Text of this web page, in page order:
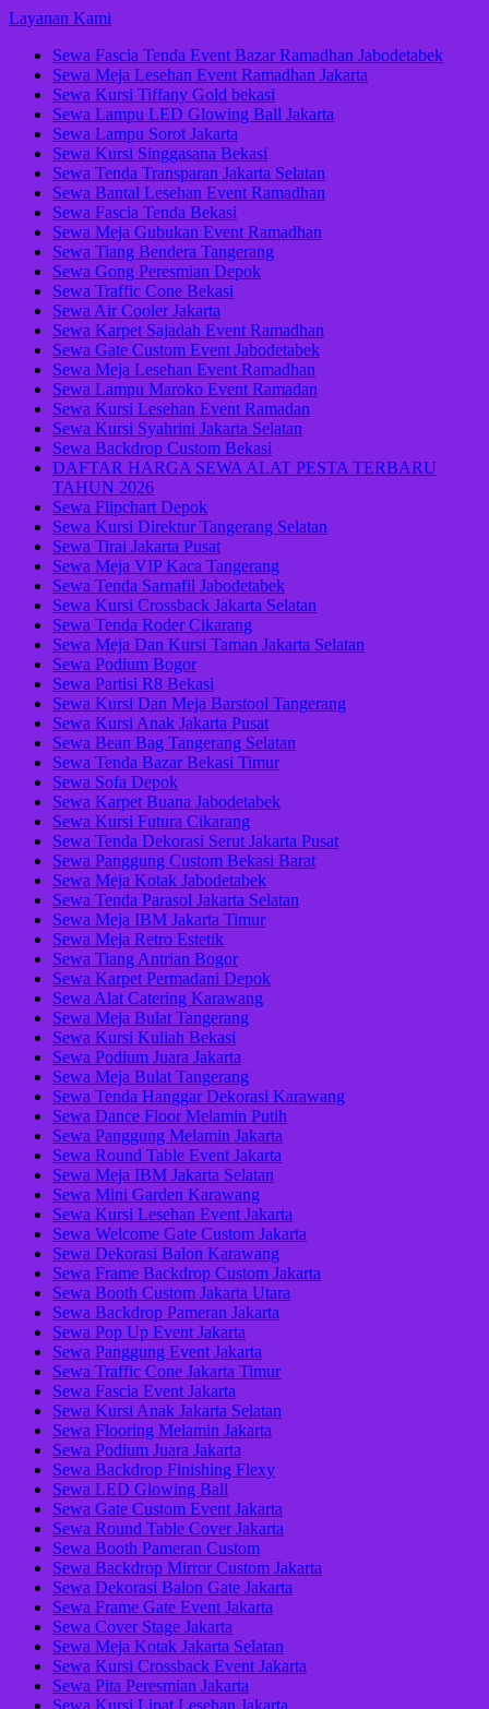
Lompat
konten
(Tekan
Enter)
Layanan Kami
Sewa Fascia Tenda Event Bazar Ramadhan Jabodetabek
Sewa Meja Lesehan Event Ramadhan Jakarta
Sewa Kursi Tiffany Gold bekasi
Sewa Lampu LED Glowing Ball Jakarta
Sewa Lampu Sorot Jakarta
Sewa Kursi Singgasana Bekasi
Sewa Tenda Transparan Jakarta Selatan
Sewa Bantal Lesehan Event Ramadhan
Sewa Fascia Tenda Bekasi
Sewa Meja Gubukan Event Ramadhan
Sewa Tiang Bendera Tangerang
Sewa Gong Peresmian Depok
Sewa Traffic Cone Bekasi
Sewa Air Cooler Jakarta
Sewa Karpet Sajadah Event Ramadhan
Sewa Gate Custom Event Jabodetabek
Sewa Meja Lesehan Event Ramadhan
Sewa Lampu Maroko Event Ramadan
Sewa Kursi Lesehan Event Ramadan
Sewa Kursi Syahrini Jakarta Selatan
Sewa Backdrop Custom Bekasi
DAFTAR HARGA SEWA ALAT PESTA TERBARU
TAHUN 2026
Sewa Flipchart Depok
Sewa Kursi Direktur Tangerang Selatan
Sewa Tirai Jakarta Pusat
Sewa Meja VIP Kaca Tangerang
Sewa Tenda Sarnafil Jabodetabek
Sewa Kursi Crossback Jakarta Selatan
Sewa Tenda Roder Cikarang
Sewa Meja Dan Kursi Taman Jakarta Selatan
Sewa Podium Bogor
Sewa Partisi R8 Bekasi
Sewa Kursi Dan Meja Barstool Tangerang
Sewa Kursi Anak Jakarta Pusat
Sewa Bean Bag Tangerang Selatan
Sewa Tenda Bazar Bekasi Timur
Sewa Sofa Depok
Sewa Karpet Buana Jabodetabek
Sewa Kursi Futura Cikarang
Sewa Tenda Dekorasi Serut Jakarta Pusat
Sewa Panggung Custom Bekasi Barat
Sewa Meja Kotak Jabodetabek
Sewa Tenda Parasol Jakarta Selatan
Sewa Meja IBM Jakarta Timur
Sewa Meja Retro Estetik
Sewa Tiang Antrian Bogor
Sewa Karpet Permadani Depok
Sewa Alat Catering Karawang
Sewa Meja Bulat Tangerang
Sewa Kursi Kuliah Bekasi
Sewa Podium Juara Jakarta
Sewa Meja Bulat Tangerang
Sewa Tenda Hanggar Dekorasi Karawang
Sewa Dance Floor Melamin Putih
Sewa Panggung Melamin Jakarta
Sewa Round Table Event Jakarta
Sewa Meja IBM Jakarta Selatan
Sewa Mini Garden Karawang
Sewa Kursi Lesehan Event Jakarta
Sewa Welcome Gate Custom Jakarta
Sewa Dekorasi Balon Karawang
Sewa Frame Backdrop Custom Jakarta
Sewa Booth Custom Jakarta Utara
Sewa Backdrop Pameran Jakarta
Sewa Pop Up Event Jakarta
Sewa Panggung Event Jakarta
Sewa Traffic Cone Jakarta Timur
Sewa Fascia Event Jakarta
Sewa Kursi Anak Jakarta Selatan
Sewa Flooring Melamin Jakarta
Sewa Podium Juara Jakarta
Sewa Backdrop Finishing Flexy
Sewa LED Glowing Ball
Sewa Gate Custom Event Jakarta
Sewa Round Table Cover Jakarta
Sewa Booth Pameran Custom
Sewa Backdrop Mirror Custom Jakarta
Sewa Dekorasi Balon Gate Jakarta
Sewa Frame Gate Event Jakarta
Sewa Cover Stage Jakarta
Sewa Meja Kotak Jakarta Selatan
Sewa Kursi Crossback Event Jakarta
Sewa Pita Peresmian Jakarta
Sewa Kursi Lipat Lesehan Jakarta